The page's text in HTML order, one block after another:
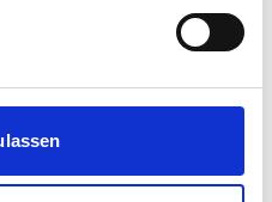
railway transport:
GYSEV’s new